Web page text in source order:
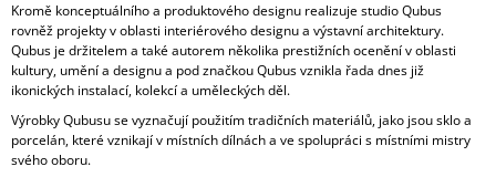
Kromě konceptuálního a produktového designu realizuje studio Qubus
rovněž projekty v oblasti interiérového designu a výstavní architektury.
Qubus je držitelem a také autorem několika prestižních ocenění v oblasti
kultury, umění a designu a pod značkou Qubus vznikla řada dnes již
ikonických instalací, kolekcí a uměleckých děl.
Výrobky Qubusu se vyznačují použitím tradičních materiálů, jako jsou sklo a
porcelán, které vznikají v místních dílnách a ve spolupráci s místními mistry
svého oboru.